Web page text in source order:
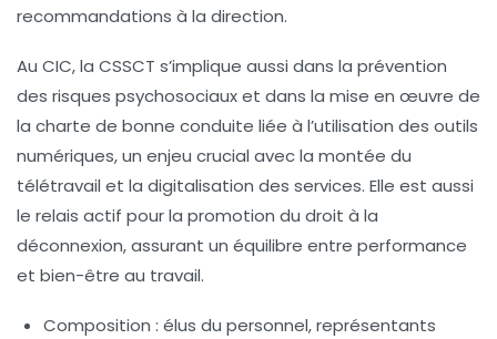
recommandations à la direction.
Au CIC, la CSSCT s’implique aussi dans la prévention
des risques psychosociaux et dans la mise en œuvre de
la charte de bonne conduite liée à l’utilisation des outils
numériques, un enjeu crucial avec la montée du
télétravail et la digitalisation des services. Elle est aussi
le relais actif pour la promotion du droit à la
déconnexion, assurant un équilibre entre performance
et bien-être au travail.
Composition : élus du personnel, représentants